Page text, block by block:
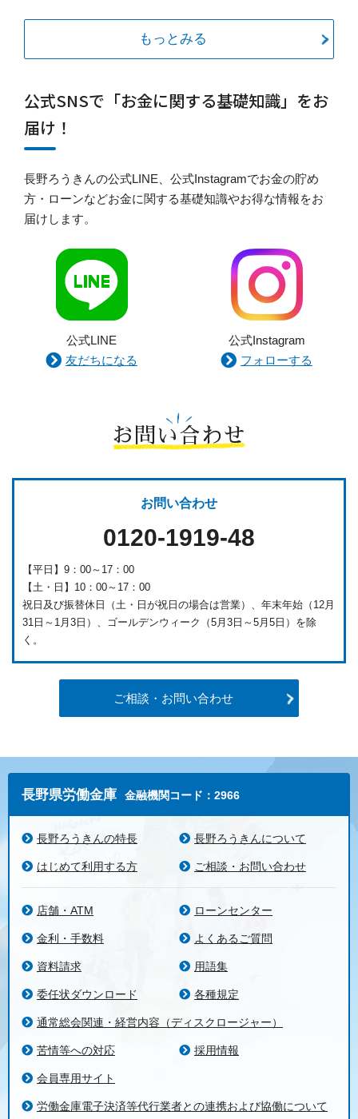
もっとみる
公式SNSで「お金に関する基礎知識」をお
届け！
長野ろうきんの公式LINE、公式Instagramでお金の貯め
方・ローンなどお金に関する基礎知識やお得な情報をお
届けします。
公式LINE
友だちになる
公式Instagram
フォローする
お問い合わせ
お問い合わせ
0120-1919-48
【平日】9：00～17：00
【土・日】10：00～17：00
祝日及び振替休日（土・日が祝日の場合は営業）、年末年始（12月
31日～1月3日）、ゴールデンウィーク（5月3日～5月5日）を除
く。
ご相談・お問い合わせ
長野県労働金庫 金融機関コード：2966
長野ろうきんの特長 長野ろうきんについて
はじめて利用する方 ご相談・お問い合わせ
店舗・ATM ローンセンター
金利・手数料 よくあるご質問
資料請求 用語集
委任状ダウンロード 各種規定
通常総会関連・経営内容（ディスクロージャー）
苦情等への対応 採用情報
会員専用サイト
労働金庫電子決済等代行業者との連携および協働について